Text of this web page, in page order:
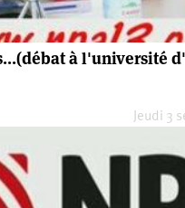
à l'université
Jeudi 3